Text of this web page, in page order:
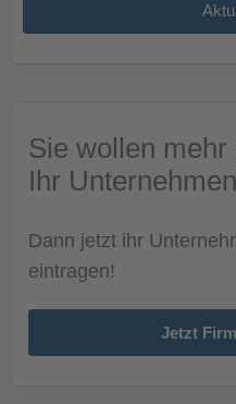
Sie wollen
Ihr
Dann jetzt ihr
eintragen!
Jetzt